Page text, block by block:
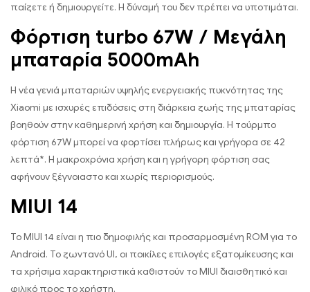
παίζετε ή δημιουργείτε. Η δύναμή του δεν πρέπει να υποτιμάται.
Φόρτιση turbo 67W / Μεγάλη
μπαταρία 5000mAh
Η νέα γενιά μπαταριών υψηλής ενεργειακής πυκνότητας της
Xiaomi με ισχυρές επιδόσεις στη διάρκεια ζωής της μπαταρίας
βοηθούν στην καθημερινή χρήση και δημιουργία. Η τούρμπο
φόρτιση 67W μπορεί να φορτίσει πλήρως και γρήγορα σε 42
λεπτά*. Η μακροχρόνια χρήση και η γρήγορη φόρτιση σας
αφήνουν ξέγνοιαστο και χωρίς περιορισμούς.
MIUI 14
Το MIUI 14 είναι η πιο δημοφιλής και προσαρμοσμένη ROM για το
Android. Το ζωντανό UI, οι ποικίλες επιλογές εξατομίκευσης και
τα χρήσιμα χαρακτηριστικά καθιστούν το MIUI διαισθητικό και
φιλικό προς το χρήστη.